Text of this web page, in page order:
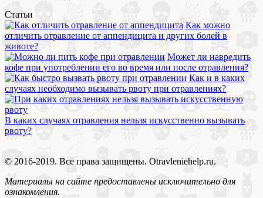
Статьи
Как можно
отличить отравление от аппендицита и других болей в
животе?
Может ли навредить
кофе при употреблении его во время или после отравления?
Как и в каких
случаях необходимо вызывать рвоту при отравлениях?
В каких случаях отравления нельзя искусственно вызывать
рвоту?
© 2016-2019. Все права защищены. Otravleniehelp.ru.
Материалы на сайте предоставлены исключительно для
ознакомления.